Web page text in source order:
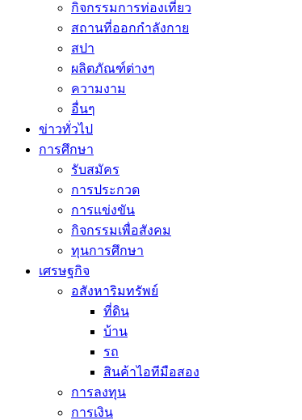
กิจกรรมการท่องเที่ยว
สถานที่ออกกำลังกาย
สปา
ผลิตภัณฑ์ต่างๆ
ความงาม
อื่นๆ
ข่าวทั่วไป
การศึกษา
รับสมัคร
การประกวด
การแข่งขัน
กิจกรรมเพื่อสังคม
ทุนการศึกษา
เศรษฐกิจ
อสังหาริมทรัพย์
ที่ดิน
บ้าน
รถ
สินค้าไอทีมือสอง
การลงทุน
การเงิน